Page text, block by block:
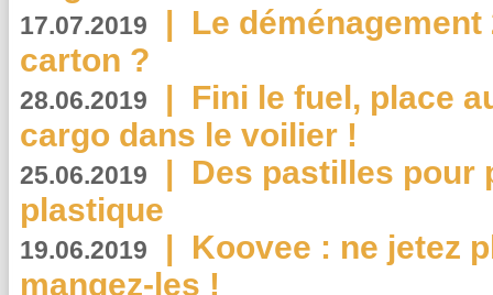
17.07.2019 | Le
carton ?
28.06.2019 | Fini le fuel, place
cargo dans le voilier !
25.06.2019 | Des pastilles pour
plastique
19.06.2019 | Koovee : ne jetez
mangez-les !